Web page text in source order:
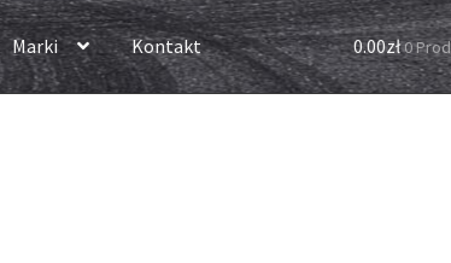
Marki Kontakt 0.00zł0